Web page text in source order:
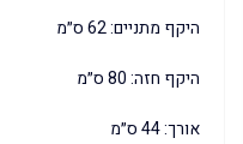
היקף מתניים: 62 ס״מ
היקף חזה: 80 ס״מ
אורך: 44 ס״מ